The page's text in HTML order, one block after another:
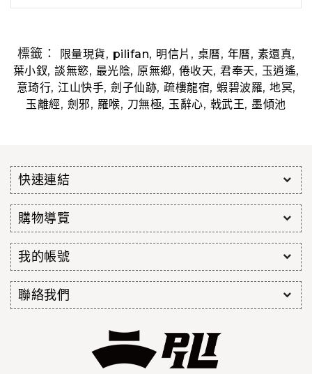
標籤： 限量現貨, pilifan, 明信片 , 桌曆, 年曆, 素還真,
葉小釵, 談無慾, 最光陰, 原無鄉, 倦收天, 君奉天, 玉逍遙,
意琦行, 江山快手, 劍子仙跡, 疏樓龍宿, 蝦碧波羅, 地冥,
玉離經, 劍邪, 羅喉, 刀無極,玉辭心, 戟武王,墨傾池
快速連結
購物導覽
我的帳號
聯絡我們